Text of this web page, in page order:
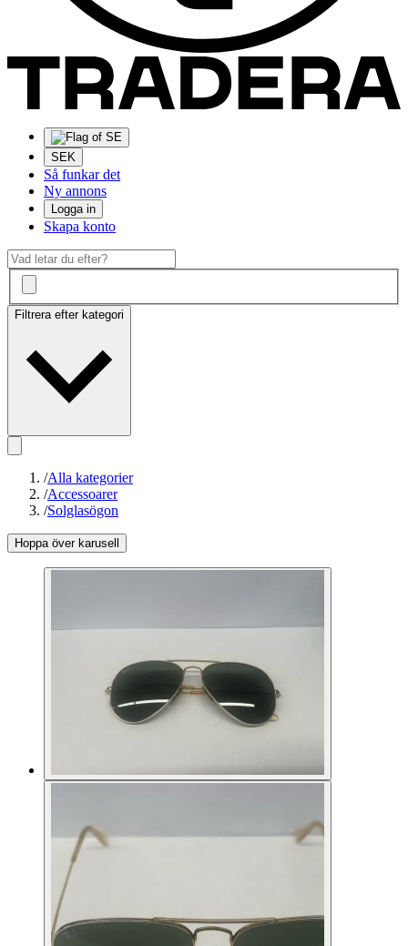
SEK
Så funkar det
Ny annons
Logga in
Skapa konto
Filtrera efter kategori
/Alla kategorier
/Accessoarer
/Solglasögon
Hoppa över karusell